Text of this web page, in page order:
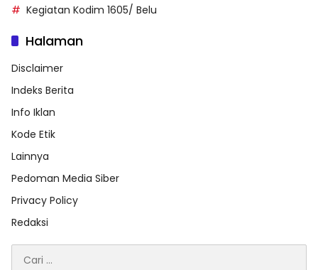
Kegiatan Kodim 1605/ Belu
Halaman
Disclaimer
Indeks Berita
Info Iklan
Kode Etik
Lainnya
Pedoman Media Siber
Privacy Policy
Redaksi
untuk: